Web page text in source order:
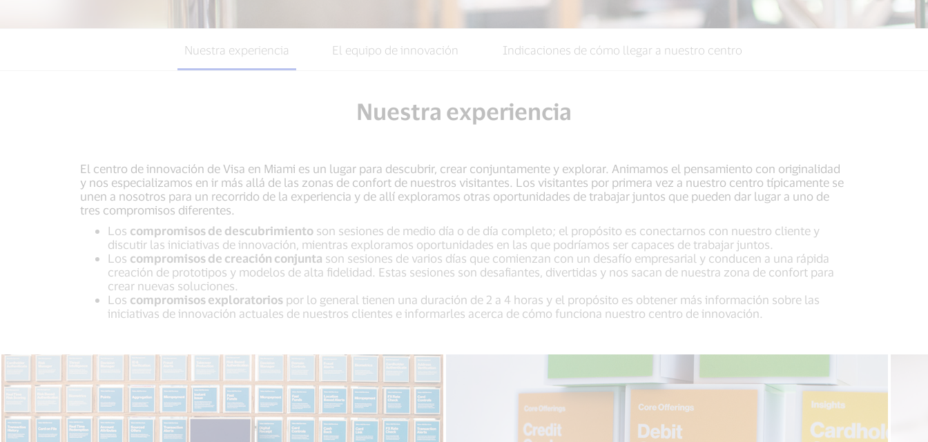
Nuestra experiencia El equipo de innovación Indicaciones de cómo llegar a nuestro centro
Nuestra experiencia
El centro de innovación de Visa en Miami es un lugar para descubrir, crear conjuntamente y explorar. Animamos el pensamiento con originalidad
y nos especializamos en ir más allá de las zonas de confort de nuestros visitantes. Los visitantes por primera vez a nuestro centro típicamente se
unen a nosotros para un recorrido de la experiencia y de allí exploramos otras oportunidades de trabajar juntos que pueden dar lugar a uno de
tres compromisos diferentes.
Los compromisos de descubrimientoson sesiones de medio día o de día completo; el propósito es conectarnos con nuestro cliente y
discutir las iniciativas de innovación, mientras exploramos oportunidades en las que podríamos ser capaces de trabajar juntos.
Los compromisos de creación conjunta son sesiones de varios días que comienzan con un desafío empresarial y conducen a una rápida
creación de prototipos y modelos de alta fidelidad. Estas sesiones son desafiantes, divertidas y nos sacan de nuestra zona de confort para
crear nuevas soluciones.
Los compromisos exploratoriospor lo general tienen una duración de 2 a 4 horas y el propósito es obtener más información sobre las
iniciativas de innovación actuales de nuestros clientes e informarles acerca de cómo funciona nuestro centro de innovación.